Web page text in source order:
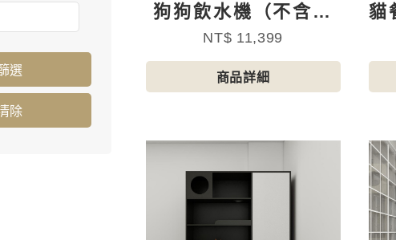
選
除
狗狗飲水機（不含配
件）
NT$ 11,399
商品詳細
貓